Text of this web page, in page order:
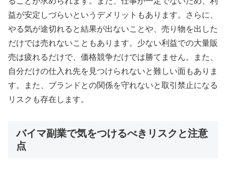
益が安定しづらいというデメリットもあります。さらに、
やる気が途切れると結果が出ないことや、売り物を出した
だけでは売れないこともあります。少ない利益での大量販
売は疲れるだけで、価格競争だけでは勝てません。また、
自分だけの仕入れ先を見つけられないと難しい面もありま
す。また、ブランドとの関係を守れないと取引禁止になる
リスクも存在します。
バイマ副業で気をつけるべきリスクと注意
点